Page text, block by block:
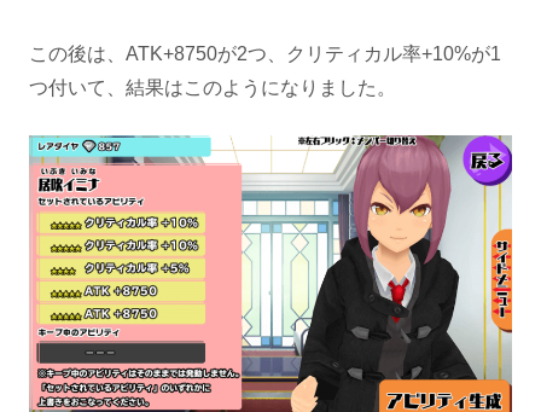
この後は、ATK+8750が2つ、クリティカル率+10%が1
つ付いて、結果はこのようになりました。